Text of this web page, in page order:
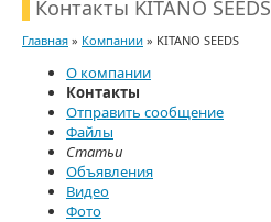
Контакты KITANO SEEDS
Главная » Компании » KITANO SEEDS
О компании
Контакты
Отправить сообщение
Файлы
Статьи
Объявления
Видео
Фото